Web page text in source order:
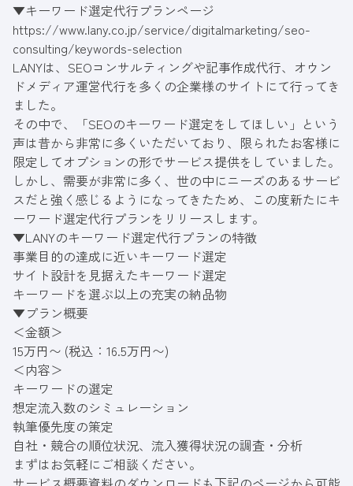
▼キーワード選定代行プランページ
https://www.lany.co.jp/service/digitalmarketing/seo-
consulting/keywords-selection
LANYは、SEOコンサルティングや記事作成代行、オウン
ドメディア運営代行を多くの企業様のサイトにて行ってき
ました。
その中で、「SEOのキーワード選定をしてほしい」という
声は昔から非常に多くいただいており、限られたお客様に
限定してオプションの形でサービス提供をしていました。
しかし、需要が非常に多く、世の中にニーズのあるサービ
スだと強く感じるようになってきたため、この度新たにキ
ーワード選定代行プランをリリースします。
▼LANYのキーワード選定代行プランの特徴
事業目的の達成に近いキーワード選定
サイト設計を見据えたキーワード選定
キーワードを選ぶ以上の充実の納品物
▼プラン概要
＜金額＞
15万円〜 (税込：16.5万円〜)
＜内容＞
キーワードの選定
想定流入数のシミュレーション
執筆優先度の策定
自社・競合の順位状況、流入獲得状況の調査・分析
まずはお気軽にご相談ください。